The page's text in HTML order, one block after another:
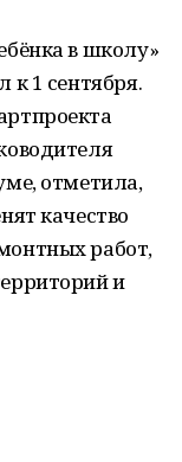
в школу»
к 1 сентября.
отметила,
качество
работ,
и